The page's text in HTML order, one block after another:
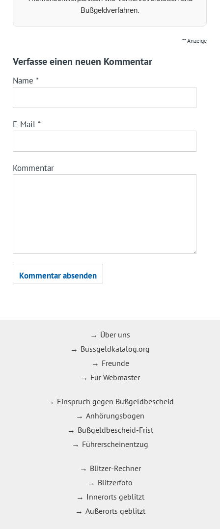
Bußgeldverfahren.
** Anzeige
Verfasse einen neuen Kommentar
Name *
E-Mail *
Kommentar
Über uns
Bussgeldkatalog.org
Freunde
Für Webmaster
Einspruch gegen Bußgeldbescheid
Anhörungsbogen
Bußgeldbescheid-Frist
Führerscheinentzug
Blitzer-Rechner
Blitzerfoto
Innerorts geblitzt
Außerorts geblitzt